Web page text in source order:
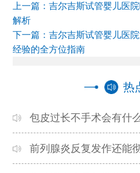
上一篇： 吉尔吉斯试管婴儿医
解析
下一篇： 吉尔吉斯试管婴儿医
经验的全方位指南
热
包皮过长不手术会有什
前列腺炎反复发作还能